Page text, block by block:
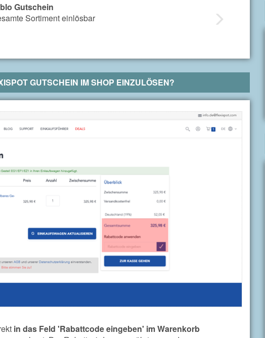
Gutschein
Sortiment einlösbar
GUTSCHEIN IM SHOP EINZULÖSEN?
in das Feld 'Rabattcode eingeben' im Warenkorb